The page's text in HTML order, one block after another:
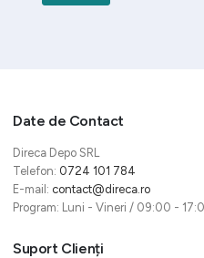
Date de Contact
Direca Depo SRL
Telefon: 0724 101 784
E-mail: contact@direca.ro
Program: Luni - Vineri / 09:00 -
Suport Clienți